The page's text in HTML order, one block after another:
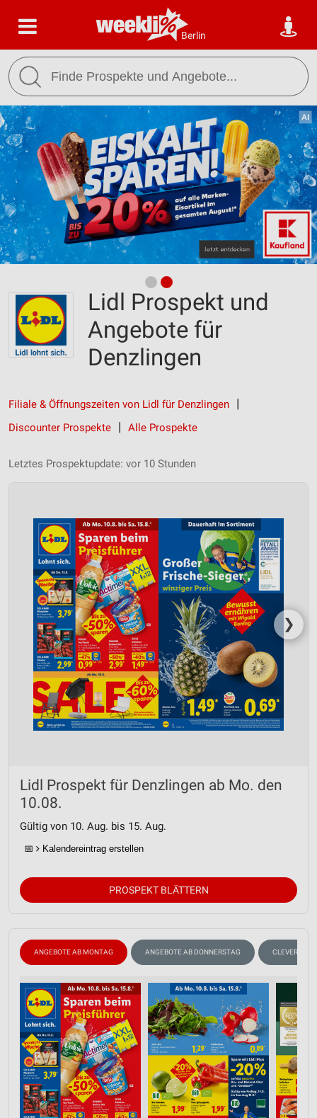
Berlin
Lidl Prospekt und
Angebote für
Denzlingen
Filiale & Öffnungszeiten von Lidl für Denzlingen
Discounter Prospekte
Alle Prospekte
Letztes Prospektupdate: vor 10 Stunden
❯
Lidl Prospekt für Denzlingen ab Mo. den
10.08.
Gültig von 10. Aug. bis 15. Aug.
📅 Kalendereintrag erstellen
PROSPEKT BLÄTTERN
ANGEBOTE AB MONTAG ANGEBOTE AB DONNERSTAG CLEVER